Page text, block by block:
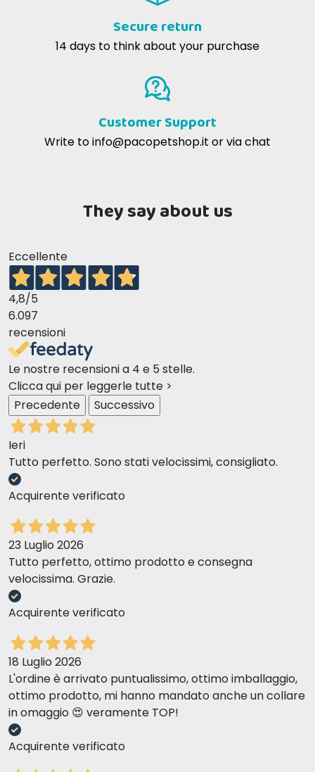
Secure return
14 days to think about your purchase
Customer Support
Write toinfo@pacopetshop.it or via chat
They say about us
Eccellente
4,8/5
6.097
recensioni
Le nostre recensioni a 4 e 5 stelle.
Clicca qui per leggerle tutte >
Precedente
Successivo
Ieri
Tutto perfetto. Sono stati velocissimi, consigliato.
Acquirente verificato
23 Luglio 2026
Tutto perfetto, ottimo prodotto e consegna
velocissima. Grazie.
Acquirente verificato
18 Luglio 2026
L'ordine è arrivato puntualissimo, ottimo imballaggio,
ottimo prodotto, mi hanno mandato anche un collare
in omaggio 😍 veramente TOP!
Acquirente verificato